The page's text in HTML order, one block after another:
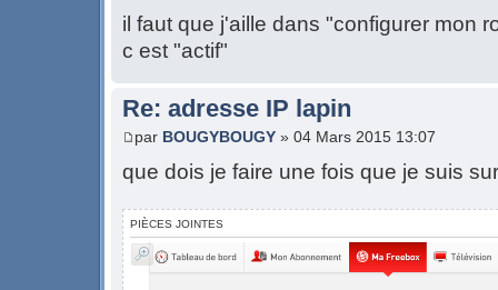
il faut que j'aille dans "configurer mon
c est "actif"
Re: adresse IP lapin
par BOUGYBOUGY » 04 Mars 2015 13:07
que dois je faire une fois que je suis
PIÈCES JOINTES